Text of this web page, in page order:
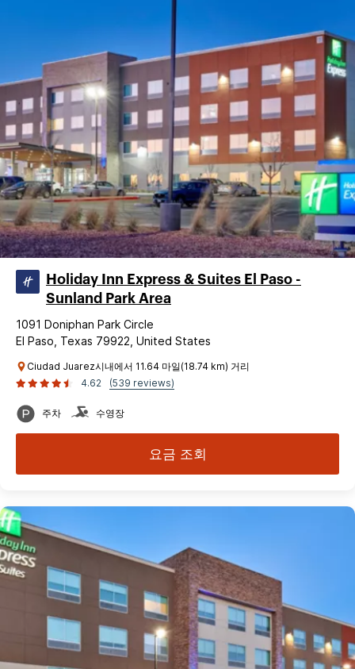
Holiday Inn Express & Suites El Paso -
Sunland Park Area
1091 Doniphan Park Circle
El Paso, Texas 79922, United States
Ciudad Juarez시내에서 11.64 마일(18.74 km) 거리
4.62
(539 reviews)
주차 수영장
요금 조회